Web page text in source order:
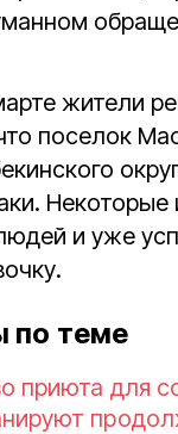
жители
поселок
Некоторые
и уже
по теме
приюта для